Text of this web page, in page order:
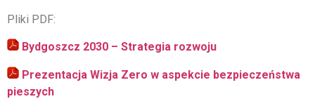
Pliki PDF:
Bydgoszcz 2030 – Strategia rozwoju
Prezentacja Wizja Zero w aspekcie bezpieczeństwa
pieszych